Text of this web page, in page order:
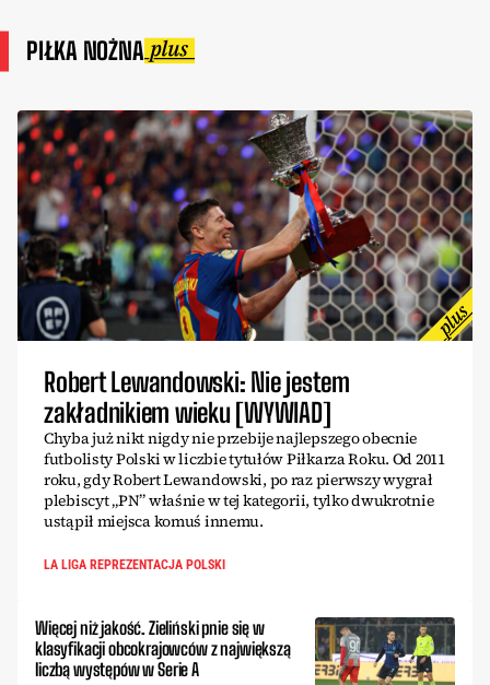
PIŁKA NOŻNA
Robert Lewandowski: Nie jestem
zakładnikiem wieku [WYWIAD]
Chyba już nikt nigdy nie przebije najlepszego obecnie
futbolisty Polski w liczbie tytułów Piłkarza Roku. Od 2011
roku, gdy Robert Lewandowski, po raz pierwszy wygrał
plebiscyt „PN” właśnie w tej kategorii, tylko dwukrotnie
ustąpił miejsca komuś innemu.
LA LIGA REPREZENTACJA POLSKI
Więcej niż jakość. Zieliński pnie się w
klasyfikacji obcokrajowców z największą
liczbą występów w Serie A